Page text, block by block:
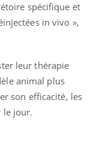
spécifique et
in vivo »,
leur thérapie
animal plus
son efficacité, les
le jour.